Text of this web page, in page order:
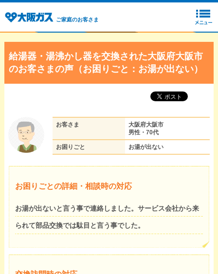
ご家庭のお客さま
給湯器・湯沸かし器を交換された大阪府大阪市
のお客さまの声（お困りごと：お湯が出ない）
お客さま
大阪府大阪市
男性・70代
お困りごと お湯が出ない
お困りごとの詳細・相談時の対応
お湯が出ないと言う事で連絡しました。サービス会社から来
られて部品交換では駄目と言う事でした。